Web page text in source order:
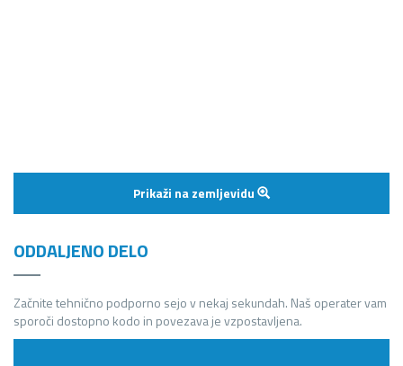
Prikaži na zemljevidu
ODDALJENO DELO
Začnite tehnično podporno sejo v nekaj sekundah. Naš operater vam
sporoči dostopno kodo in povezava je vzpostavljena.